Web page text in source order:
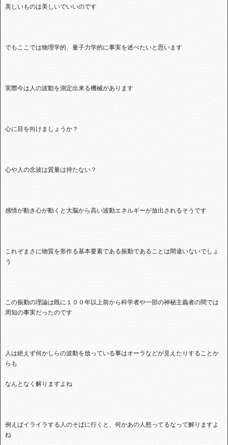
美しいものは美しいでいいのです
でもここでは物理学的、量子力学的に事実を述べたいと思います
実際今は人の波動を測定出来る機械があります
心に目を向けましょうか？
心や人の念波は質量は持たない？
感情が動き心が動くと大脳から高い波動エネルギーが放出されるそうです
これぞまさに物質を形作る基本要素である振動であることは間違いないでしょ
う
この振動の理論は既に１００年以上前から科学者や一部の神秘主義者の間では
周知の事実だったのです
人は絶えず何かしらの波動を放っている事はオーラなどが見えたりすることか
らも
なんとなく解りますよね
例えばイライラする人のそばに行くと、何かあの人怒ってるなって解りますよ
ね